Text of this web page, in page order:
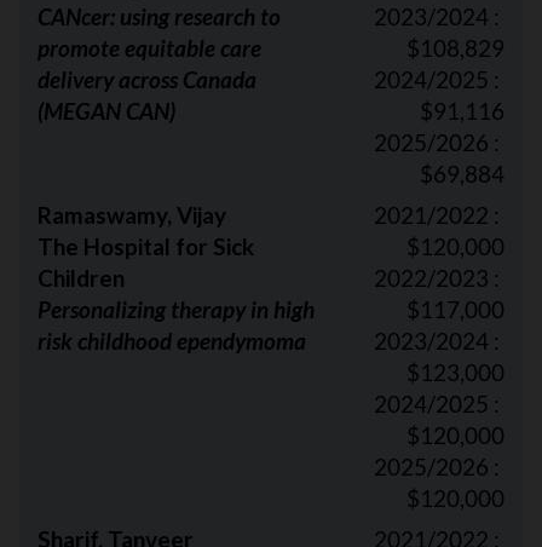
CANcer: using research to
promote equitable care
delivery across Canada
(MEGAN CAN)
2023/2024 :
$108,829
2024/2025 :
$91,116
2025/2026 :
$69,884
Ramaswamy, Vijay
The Hospital for Sick
Children
Personalizing therapy in high
risk childhood ependymoma
2021/2022 :
$120,000
2022/2023 :
$117,000
2023/2024 :
$123,000
2024/2025 :
$120,000
2025/2026 :
$120,000
Sharif, Tanveer
2021/2022 :